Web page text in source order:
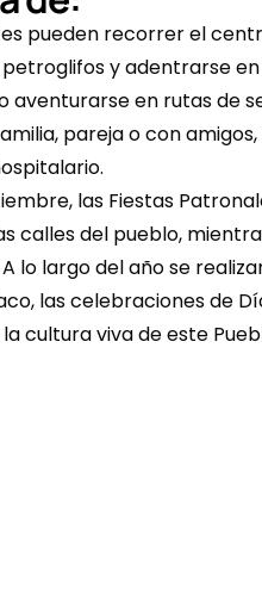
pueden recorrer el
y adentrarse
aventurarse en rutas de
pareja o con
calles del pueblo,
lo largo del año se
las celebraciones de
cultura viva de este